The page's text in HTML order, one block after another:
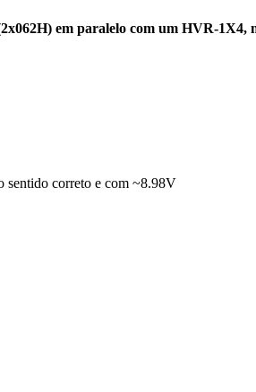
em paralelo com um HVR-1X4,
sentido correto e com ~8.98V